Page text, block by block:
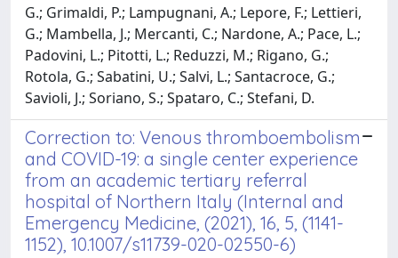
G.; Grimaldi, P.; Lampugnani, A.; Lepore, F.; Lettieri,
G.; Mambella, J.; Mercanti, C.; Nardone, A.; Pace, L.;
Padovini, L.; Pitotti, L.; Reduzzi, M.; Rigano, G.;
Rotola, G.; Sabatini, U.; Salvi, L.; Santacroce, G.;
Savioli, J.; Soriano, S.; Spataro, C.; Stefani, D.
Correction to: Venous thromboembolism
and COVID-19: a single center experience
from an academic tertiary referral
hospital of Northern Italy (Internal and
Emergency Medicine, (2021), 16, 5, (1141-
1152), 10.1007/s11739-020-02550-6)